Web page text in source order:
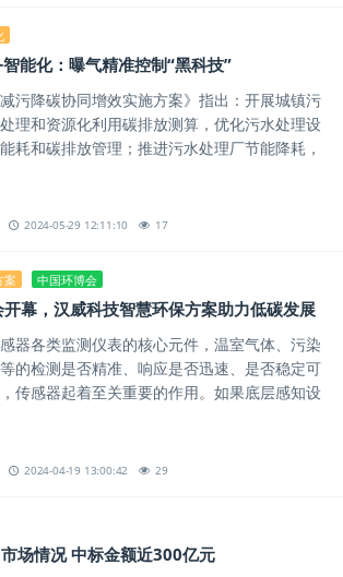
能化：曝气精准控制“黑科技”
减污降碳协同增效实施方案》指出：开展城镇污
理和资源化利用碳排放测算，优化污水处理设
耗和碳排放管理；推进污水处理厂节能降耗，
2024-05-29 12:11:10 17
案 中国环博会
幕，汉威科技智慧环保方案助力低碳发展
器各类监测仪表的核心元件，温室气体、污染
的检测是否精准、响应是否迅速、是否稳定可
传感器起着至关重要的作用。如果底层感知设
2024-04-19 13:00:42 29
场情况 中标金额近300亿元